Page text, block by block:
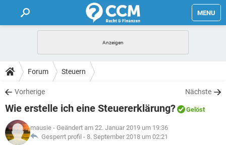
MENU
FORUM
TIPPS
Forum Steuern
Vorherige Nächste
Wie erstelle ich eine Steuererklärung? Gelöst
mausie - Geändert am 22. Januar 2019 um 19:36
Gesperrt profil - 8. September 2018 um 02:21